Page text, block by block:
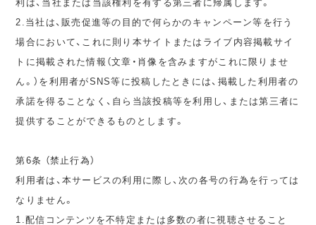
2.当社は、販売促進等の目的で何らかのキャンペーン等を行う
場合において、これに則り本サイトまたはライブ内容掲載サイ
トに掲載された情報（文章・肖像を含みますがこれに限りませ
ん。）を利用者がSNS等に投稿したときには、掲載した利用者の
承諾を得ることなく、自ら当該投稿等を利用し、または第三者に
提供することができるものとします。
第6条 （禁止行為）
利用者は、本サービスの利用に際し、次の各号の行為を行っては
なりません。
1.配信コンテンツを不特定または多数の者に視聴させること